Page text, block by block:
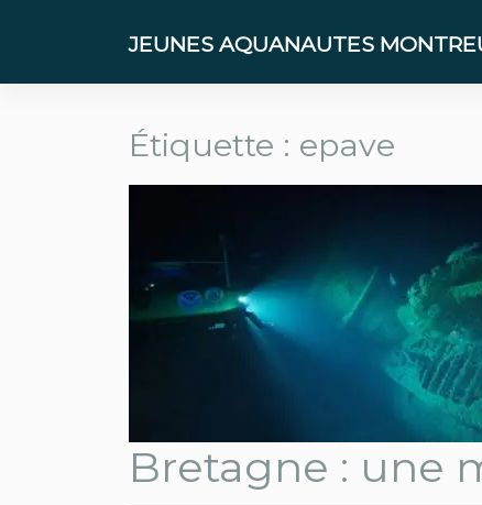
JEUNES AQUANAUTES
Étiquette : epave
Bretagne : une